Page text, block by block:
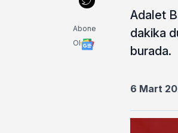
Abone
Ol
Adalet
dakika
burada.
6 Mart